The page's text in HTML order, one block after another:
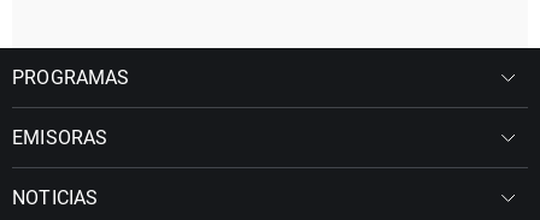
PROGRAMAS
EMISORAS
NOTICIAS